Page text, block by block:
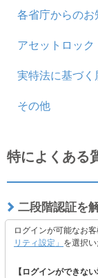
各省庁からのお
アセットロック
実特法に基づく
その他
特によくある
二段階認証を
ログインが可能なお
リティ設定」 を選択
【ログインができない